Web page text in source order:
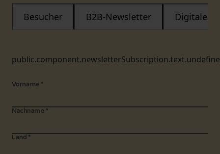
Besucher B2B-Newsletter Digitaler
Vorname *
Nachname *
Land *